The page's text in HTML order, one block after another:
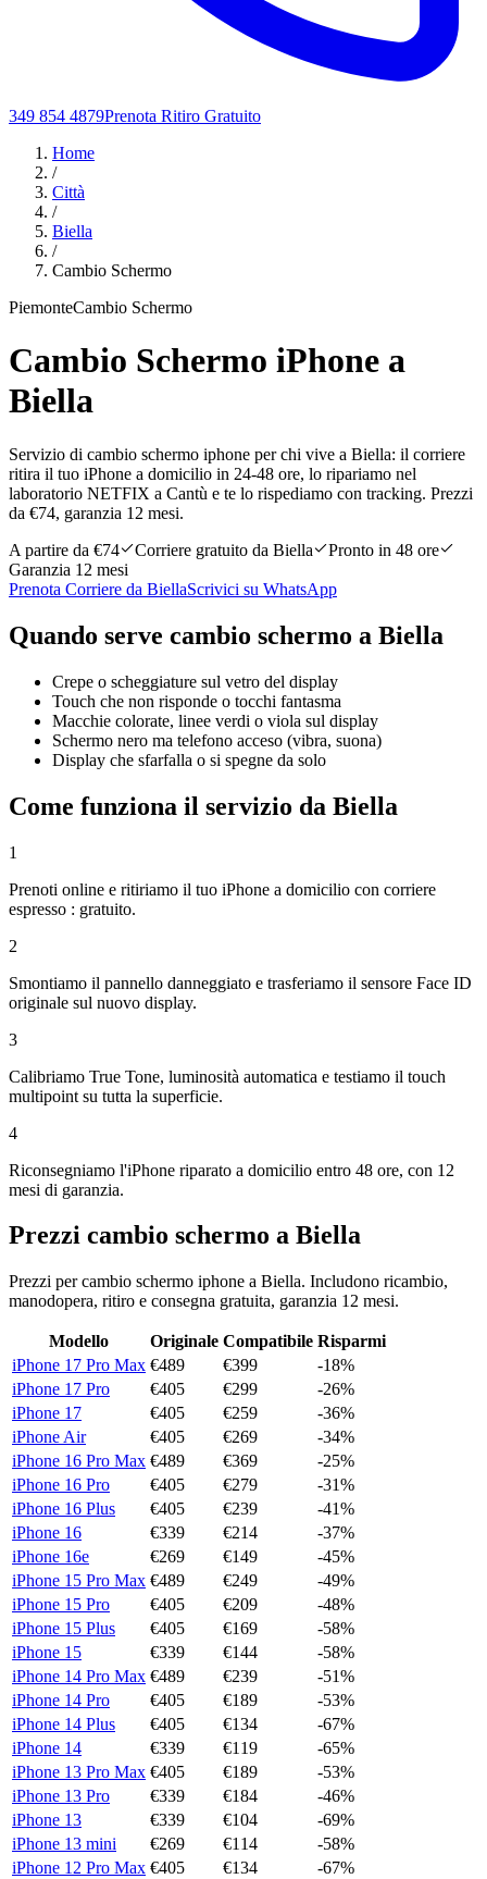
349 854 4879Prenota Ritiro Gratuito
Home
/
Città
/
Biella
/
Cambio Schermo
PiemonteCambio Schermo
Cambio Schermo iPhone a
Biella
Servizio di cambio schermo iphone per chi vive a Biella: il corriere
ritira il tuo iPhone a domicilio in 24-48 ore, lo ripariamo nel
laboratorio NETFIX a Cantù e te lo rispediamo con tracking. Prezzi
da €74, garanzia 12 mesi.
A partire da €74 Corriere gratuito da Biella
Pronto in 48 ore
Garanzia 12 mesi
Prenota Corriere da BiellaScrivici su WhatsApp
Quando serve cambio schermo a Biella
Crepe o scheggiature sul vetro del display
Touch che non risponde o tocchi fantasma
Macchie colorate, linee verdi o viola sul display
Schermo nero ma telefono acceso (vibra, suona)
Display che sfarfalla o si spegne da solo
Come funziona il servizio da Biella
1
Prenoti online e ritiriamo il tuo iPhone a domicilio con corriere
espresso : gratuito.
2
Smontiamo il pannello danneggiato e trasferiamo il sensore Face ID
originale sul nuovo display.
3
Calibriamo True Tone, luminosità automatica e testiamo il touch
multipoint su tutta la superficie.
4
Riconsegniamo l'iPhone riparato a domicilio entro 48 ore, con 12
mesi di garanzia.
Prezzi cambio schermo a Biella
Prezzi percambio schermo iphone a Biella. Includono ricambio,
manodopera, ritiro e consegna gratuita, garanzia 12 mesi.
Modello Originale Compatibile Risparmi
iPhone 17 Pro Max €489 €399 -18%
iPhone 17 Pro
€405 €299 -26%
iPhone 17
€405 €259 -36%
iPhone Air
€405 €269 -34%
iPhone 16 Pro Max €489 €369 -25%
iPhone 16 Pro
€405 €279 -31%
iPhone 16 Plus
€405 €239 -41%
iPhone 16
€339 €214 -37%
iPhone 16e
€269 €149 -45%
iPhone 15 Pro Max €489 €249 -49%
iPhone 15 Pro
€405 €209 -48%
iPhone 15 Plus
€405 €169 -58%
iPhone 15
€339 €144 -58%
iPhone 14 Pro Max €489 €239 -51%
iPhone 14 Pro
€405 €189 -53%
iPhone 14 Plus
€405 €134 -67%
iPhone 14
€339 €119 -65%
iPhone 13 Pro Max €405 €189 -53%
iPhone 13 Pro
€339 €184 -46%
iPhone 13
€339 €104 -69%
iPhone 13 mini
€269 €114 -58%
iPhone 12 Pro Max €405 €134 -67%